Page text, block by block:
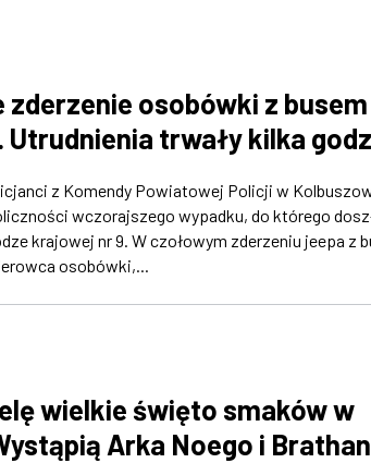
zderzenie osobówki z
Utrudnienia trwały kilka
z Komendy Powiatowej Policji w
wczorajszego wypadku, do którego
krajowej nr 9. W czołowym zderzeniu jeepa z
osobówki,...
wielkie święto smaków w
Arka Noego i